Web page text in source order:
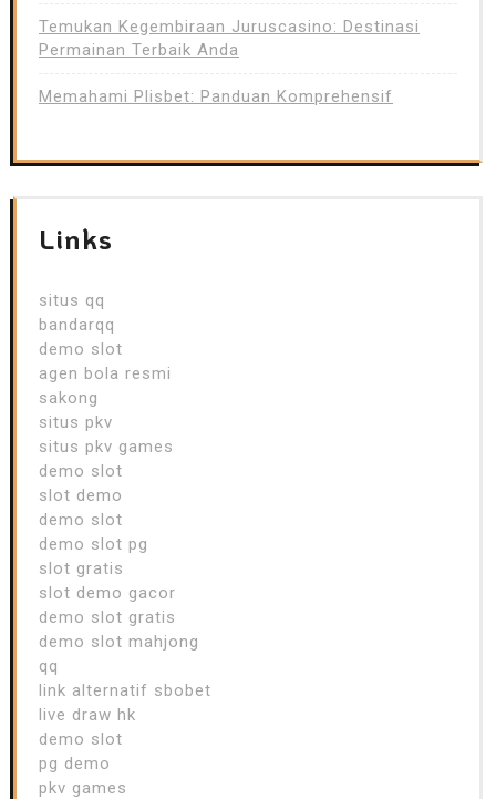
Temukan Kegembiraan Juruscasino: Destinasi
Permainan Terbaik Anda
Memahami Plisbet: Panduan Komprehensif
Links
situs qq
bandarqq
demo slot
agen bola resmi
sakong
situs pkv
situs pkv games
demo slot
slot demo
demo slot
demo slot pg
slot gratis
slot demo gacor
demo slot gratis
demo slot mahjong
qq
link alternatif sbobet
live draw hk
demo slot
pg demo
pkv games